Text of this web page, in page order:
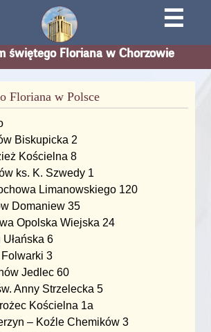
☰
świętego Floriana w Chorzowie
Floriana w Polsce
Biskupicka 2
Kościelna 8
ks. K. Szwedy 1
Limanowskiego 120
Domaniew 35
Opolska Wiejska 24
6
Folwarki 3
Jedlec 60
Anny Strzelecka 5
Kościelna 1a
– Koźle Chemików 3